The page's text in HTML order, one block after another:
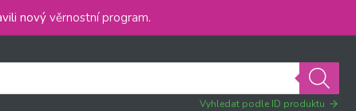
nový věrnostní program.
Vyhledat podle ID produktu